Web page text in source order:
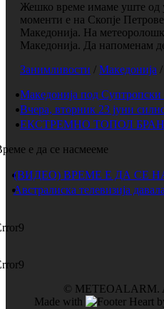
Жешко време имаме уште од
моменти е на Скопје
Македонија. На
Македонија. Да напоменам
Занимливости / Македонија /
Македонија под
Вчера, вторник 23 јуни
ЕКСТРЕМНО ТОПОЛ БРАН
е да се насмееме
(ВИДЕО) ВРЕМЕ Е ДА СЕ
Австралиска телевизија
© METEOALARM.
Made with